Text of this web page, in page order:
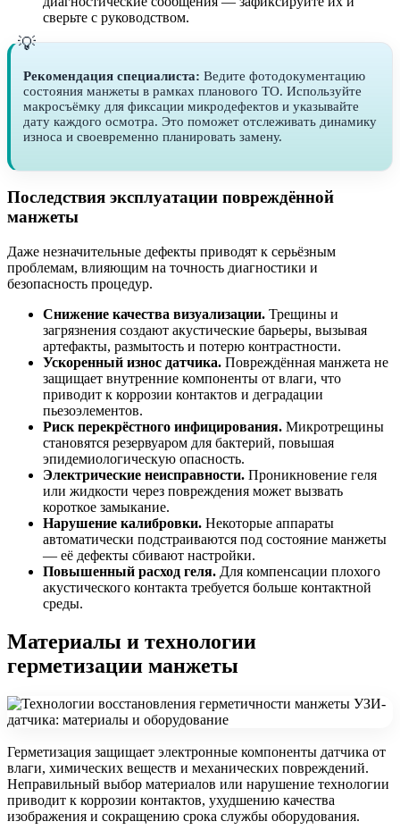
сверьте с руководством.
Рекомендация специалиста: Ведите фотодокументацию
состояния манжеты в рамках планового ТО. Используйте
макросъёмку для фиксации микродефектов и указывайте
дату каждого осмотра. Это поможет отслеживать динамику
износа и своевременно планировать замену.
Последствия эксплуатации повреждённой
манжеты
Даже незначительные дефекты приводят к серьёзным
проблемам, влияющим на точность диагностики и
безопасность процедур.
Снижение качества визуализации. Трещины и
загрязнения создают акустические барьеры, вызывая
артефакты, размытость и потерю контрастности.
Ускоренный износ датчика. Повреждённая манжета не
защищает внутренние компоненты от влаги, что
приводит к коррозии контактов и деградации
пьезоэлементов.
Риск перекрёстного инфицирования. Микротрещины
становятся резервуаром для бактерий, повышая
эпидемиологическую опасность.
Электрические неисправности. Проникновение геля
или жидкости через повреждения может вызвать
короткое замыкание.
Нарушение калибровки. Некоторые аппараты
автоматически подстраиваются под состояние манжеты
— её дефекты сбивают настройки.
Повышенный расход геля. Для компенсации плохого
акустического контакта требуется больше контактной
среды.
Материалы и технологии
герметизации манжеты
Герметизация защищает электронные компоненты датчика от
влаги, химических веществ и механических повреждений.
Неправильный выбор материалов или нарушение технологии
приводит к коррозии контактов, ухудшению качества
изображения и сокращению срока службы оборудования.